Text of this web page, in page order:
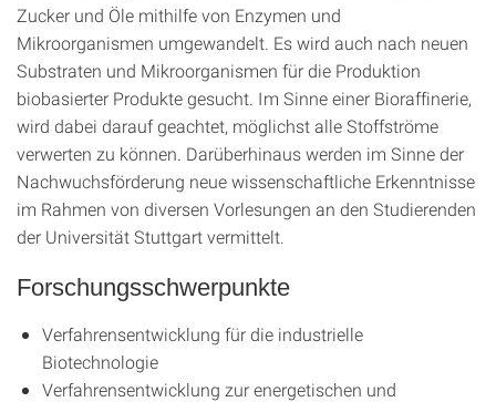
Zucker und Öle mithilfe von Enzymen und
Mikroorganismen umgewandelt. Es wird auch nach neuen
Substraten und Mikroorganismen für die Produktion
biobasierter Produkte gesucht. Im Sinne einer Bioraffinerie,
wird dabei darauf geachtet, möglichst alle Stoffströme
verwerten zu können. Darüberhinaus werden im Sinne der
Nachwuchsförderung neue wissenschaftliche Erkenntnisse
im Rahmen von diversen Vorlesungen an den Studierenden
der Universität Stuttgart vermittelt.
Forschungsschwerpunkte
Verfahrensentwicklung für die industrielle
Biotechnologie
Verfahrensentwicklung zur energetischen und